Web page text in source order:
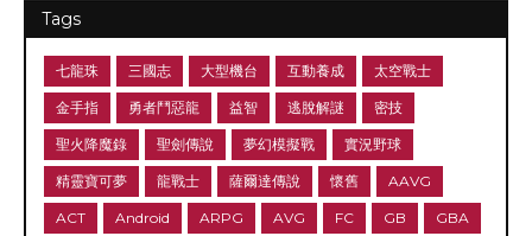
Tags
七龍珠 三國志 大型機台 互動養成 太空戰士
金手指 勇者鬥惡龍 益智 逃脫解謎 密技
聖火降魔錄 聖劍傳說 夢幻模擬戰 實況野球
精靈寶可夢 龍戰士 薩爾達傳說 懷舊 AAVG
ACT Android ARPG AVG FC GB GBA